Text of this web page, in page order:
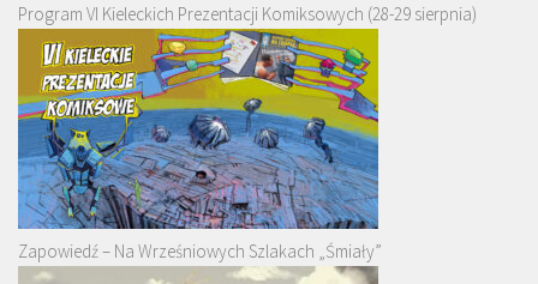
Program VI Kieleckich Prezentacji Komiksowych (28-29 sierpnia)
Zapowiedź – Na Wrześniowych Szlakach „Śmiały”